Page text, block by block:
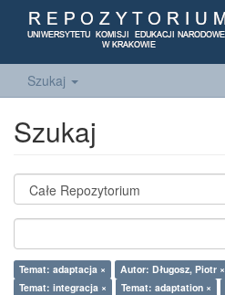
Szukaj
Szukaj
Temat: adaptacja × Autor: Długosz, Piotr ×
Temat: integracja ×
Temat: adaptation ×